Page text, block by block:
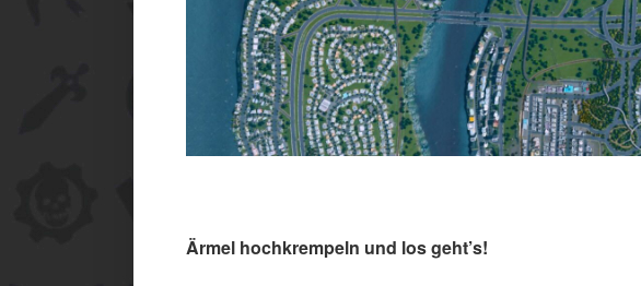
Ärmel hochkrempeln und los geht’s!